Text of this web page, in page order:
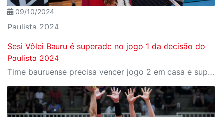
09/10/2024
Paulista 2024
Sesi Vôlei Bauru é superado no jogo 1 da decisão do
Paulista 2024
Time bauruense precisa vencer jogo 2 em casa e superar o Osasco no golden set para ser campeão